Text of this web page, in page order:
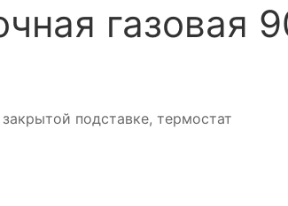
газовая
подставке, термостат